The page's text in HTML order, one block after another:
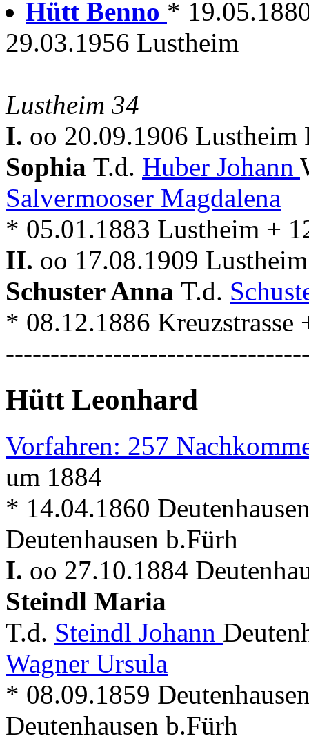
Hütt Benno *
29.03.1956 Lustheim
Lustheim 34
I. oo 20.09.1906
Sophia T.d. Huber Johann
Salvermooser Magdalena
* 05.01.1883 Lustheim +
II. oo 17.08.1909
Schuster Anna T.d.
* 08.12.1886
Hütt Leonhard
Vorfahren: 257
um 1884
* 14.04.1860
Deutenhausen b.Fürh
I. oo 27.10.1884
Steindl Maria
T.d. Steindl Johann
Wagner Ursula
* 08.09.1859
Deutenhausen b.Fürh